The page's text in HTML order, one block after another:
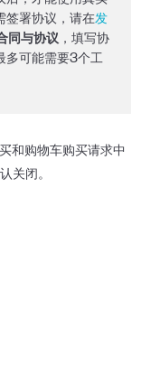
签署协议，请在发
同与协议 ，填写协
多可能需要3个工
和购物车购买请求中
关闭。